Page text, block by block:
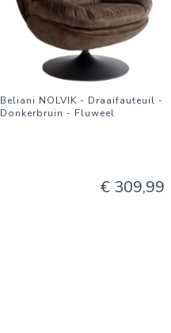
Beliani NOLVIK - Draaifauteuil -
Donkerbruin - Fluweel
€ 309,99